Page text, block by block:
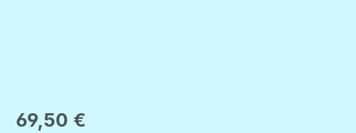
Regulärer Preis:
69,50 €